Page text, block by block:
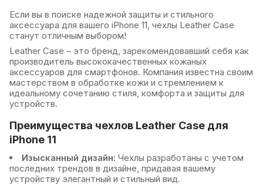
Шлейфы
Чехол Leather Case для 16 Pro
Чехол Leather Case для 16 Pro
Max
Чехол Leather Case для 16e
Чехол Leather Case для 17 Pro
Max
Чехол Leather Case для 7/8 Plus
для 17 Pro
для 17 Pro Max
для 5G/5S/5SE
для 6G Plus/6S Plus
для 7 Plus/8 Plus
для 7/8/SE
для X/XS
Если вы в поиске надежной защиты и стильного
аксессуара для вашего iPhone 11, чехлы Leather Case
станут отличным выбором!
Leather Case – это бренд, зарекомендовавший себя как
производитель высококачественных кожаных
аксессуаров для смартфонов. Компания известна своим
мастерством в обработке кожи и стремлением к
идеальному сочетанию стиля, комфорта и защиты для
устройств.
Преимущества чехлов Leather Case для
iPhone 11
Изысканный дизайн: Чехлы разработаны с учетом
последних трендов в дизайне, придавая вашему
устройству элегантный и стильный вид.